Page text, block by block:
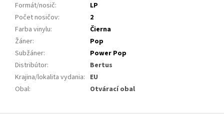
Formát/nosič:
LP
Počet nosičov:
2
Farba vinylu:
Čierna
Žáner:
Pop
Subžáner:
Power Pop
Distribútor:
Bertus
Krajina/lokalita vydania: EU
Obal: Otvárací obal